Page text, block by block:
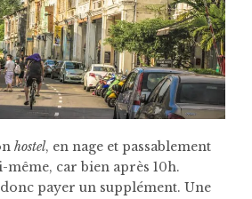
hostel, en nage et passablement
car bien après 10h.
payer un supplément. Une